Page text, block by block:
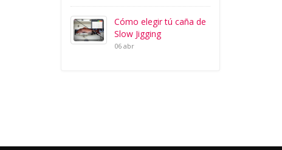
Cómo elegir tú caña de
Slow Jigging
06 abr